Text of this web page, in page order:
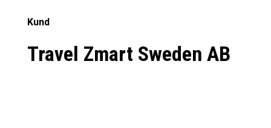
Kund
Travel Zmart Sweden AB